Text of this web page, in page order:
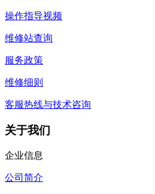
操作指导视频
维修站查询
服务政策
维修细则
客服热线与技术咨询
关于我们
企业信息
公司简介